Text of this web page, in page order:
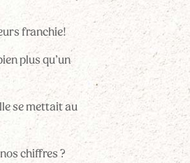
franchie!
plus qu’un
se mettait au
chiffres ?